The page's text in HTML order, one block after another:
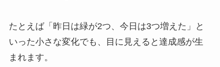
たとえば「昨日は緑が2つ、今日は3つ増えた」と
いった小さな変化でも、目に見えると達成感が生
まれます。